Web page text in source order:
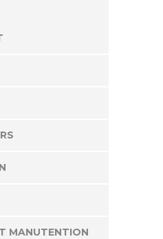
MANUTENTION